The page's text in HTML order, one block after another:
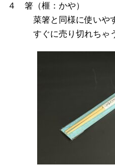
４ 箸（榧：かや）
菜箸と同様に使いや
すぐに売り切れちゃ